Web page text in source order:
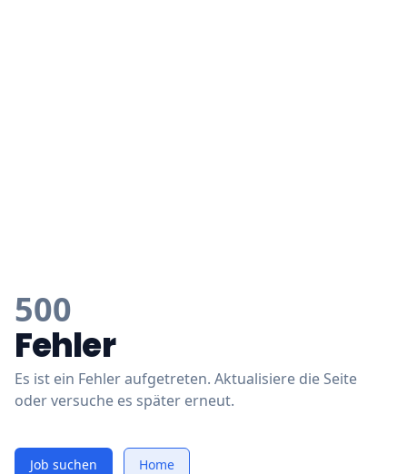
500
Fehler
Es ist ein Fehler aufgetreten. Aktualisiere die Seite
oder versuche es später erneut.
Job suchen Home